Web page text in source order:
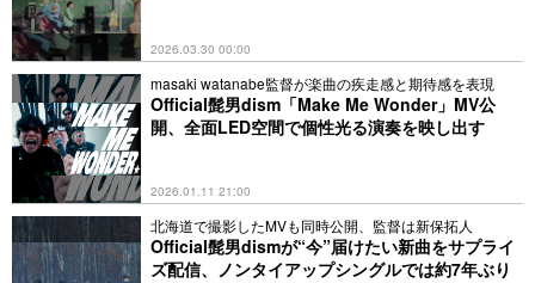
2026.03.30 00:00
masaki watanabe監督が楽曲の疾走感と期待感を表現
Official髭男dism「Make Me Wonder」MV公
開、全面LED空間で個性光る演奏を映し出す
2026.01.11 21:00
北海道で撮影したMVも同時公開、監督は新保拓人
Official髭男dismが“今”届けたい新曲をサプライ
ズ配信、ノンタイアップシングルでは約7年ぶり